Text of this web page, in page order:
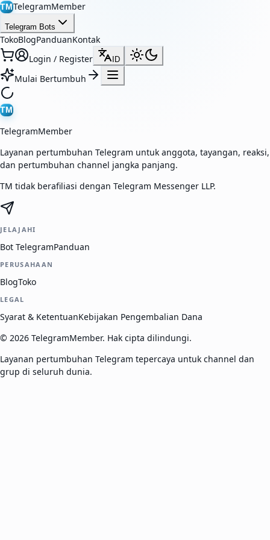
TMTelegramMember
Telegram Bots
TokoBlogPanduanKontak
Login / Register
ID
Mulai Bertumbuh
TM
TelegramMember
Layanan pertumbuhan Telegram untuk anggota, tayangan, reaksi,
dan pertumbuhan channel jangka panjang.
TM tidak berafiliasi dengan Telegram Messenger LLP.
JELAJAHI
Bot TelegramPanduan
PERUSAHAAN
BlogToko
LEGAL
Syarat & KetentuanKebijakan Pengembalian Dana
© 2026 TelegramMember. Hak cipta dilindungi.
Layanan pertumbuhan Telegram tepercaya untuk channel dan
grup di seluruh dunia.